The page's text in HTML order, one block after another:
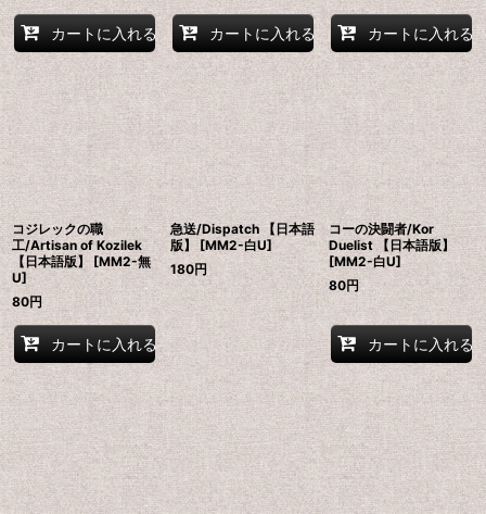
カートに入れる カートに入れる カートに入れる
コジレックの職
工/Artisan of Kozilek
【日本語版】 [MM2-無
U]
80円
カートに入れる
急送/Dispatch 【日本語
版】 [MM2-白U]
180円
コーの決闘者/Kor
Duelist 【日本語版】
[MM2-白U]
80円
カートに入れる